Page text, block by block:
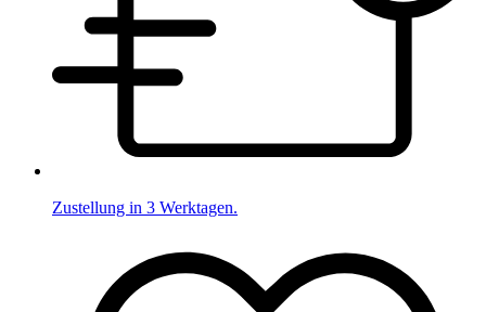
Zustellung in 3 Werktagen.